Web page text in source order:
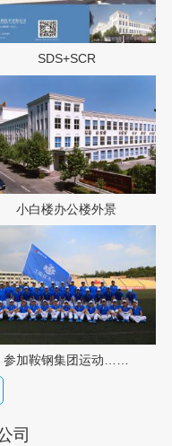
SDS+SCR
小白楼办公楼外景
参加鞍钢集团运动……
司